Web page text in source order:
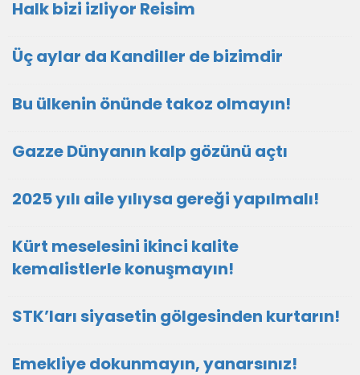
Halk bizi izliyor Reisim
Üç aylar da Kandiller de bizimdir
Bu ülkenin önünde takoz olmayın!
Gazze Dünyanın kalp gözünü açtı
2025 yılı aile yılıysa gereği yapılmalı!
Kürt meselesini ikinci kalite
kemalistlerle konuşmayın!
STK’ları siyasetin gölgesinden kurtarın!
Emekliye dokunmayın, yanarsınız!